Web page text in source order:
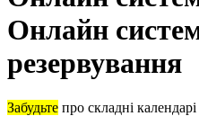
Онлайн
резервування
Забудьте про складні